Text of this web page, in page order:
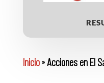
Inicio»Acciones en El